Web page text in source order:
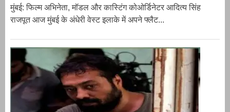
मुंबई: फिल्म अभिनेता, मॉडल और कास्टिंग कोओर्डिनेटर आदित्य सिंह
राजपूत आज मुंबई के अंधेरी वेस्ट इलाके में अपने फ्लैट...